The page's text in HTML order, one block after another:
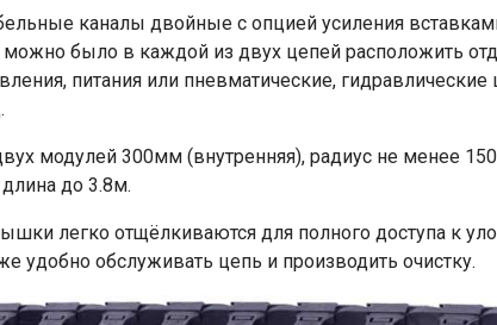
каналы двойные с опцией усиления
можно было в каждой из двух цепей расположить
питания или пневматические, гидравлические
модулей 300мм (внутренняя), радиус не менее
длина до 3.8м.
легко отщёлкиваются для полного доступа к
удобно обслуживать цепь и производить очистку.